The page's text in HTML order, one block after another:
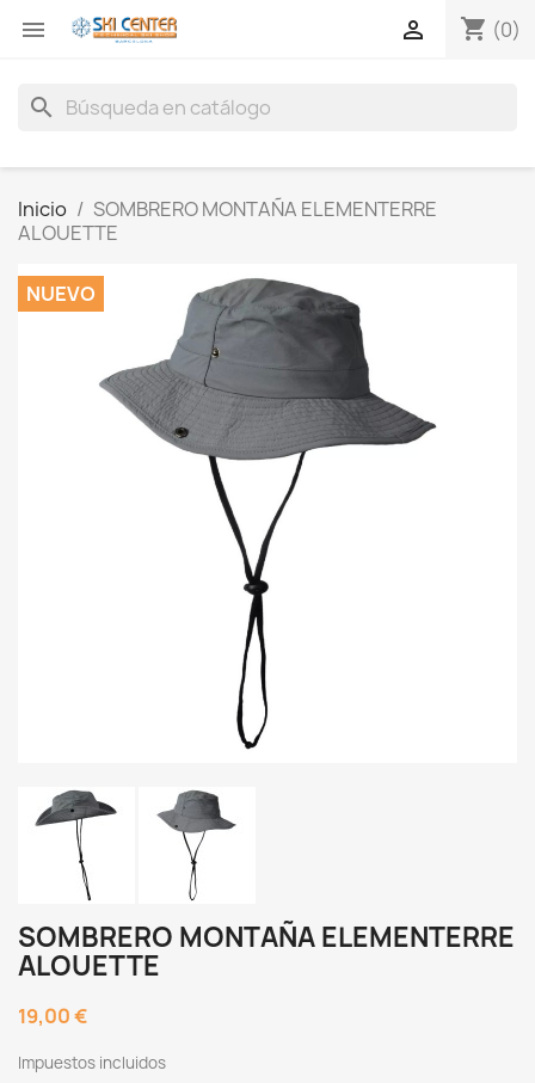
 shopping_cart (0)

search
Inicio
SOMBRERO MONTAÑA ELEMENTERRE
ALOUETTE
NUEVO
SOMBRERO MONTAÑA ELEMENTERRE
ALOUETTE
19,00 €
Impuestos incluidos